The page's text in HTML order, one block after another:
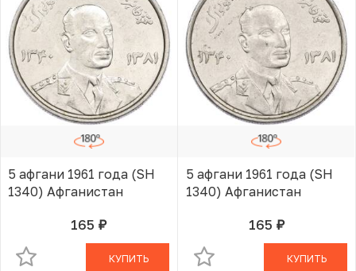
5 афгани 1961 года (SH
1340) Афганистан
165 руб.В КОРЗИНЕ
КУПИТЬ
5 афгани 1961 года (SH
1340) Афганистан
165 руб.В КОРЗИНЕ
КУПИТЬ